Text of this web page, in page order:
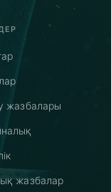
жазбалары
жазбалар